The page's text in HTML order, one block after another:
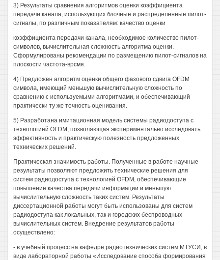
3) Результаты сравнения алгоритмов оценки коэффициента
передачи канала, использующих блочные и распределенные пилот-
сигналы, по различным показателям: качество оценки
коэффициента передачи канала, необходимое количество пилот-
символов, вычислительная сложность алгоритма оценки.
Сформулированы рекомендации по размещению пилот-сигналов на
плоскости частота-врсмя.
4) Предложен алгоритм оценки общего фазового сдвига OFDM
символа, имеющий меньшую вычислительную сложность по
сравнению с используемыми алгоритмами, и обеспечивающий
практически ту же точность оценивания.
5) Разработана имитационная модель системы радиодоступа с
технологией OFDM, позволяющая экспериментально исследовать
эффективность и практическую полезность предложенных
технических решений.
Практическая значимость работы. Полученные в работе научные
результаты позволяют предложить технические решения для
систем радиодоступа с технологией OFDM, обеспечивающие
повышение качества передачи информации и меньшую
вычислительную сложность таких систем. Результаты
диссертационной работы могут быть использованы для систем
радиодоступа как локальных, так и городских беспроводных
вычислительных систем. Внедрение результатов работы
осуществлено:
- в учебный процесс на кафедре радиотехнических систем МТУСИ, в
виде лабораторной работы «Исследование способа формирования